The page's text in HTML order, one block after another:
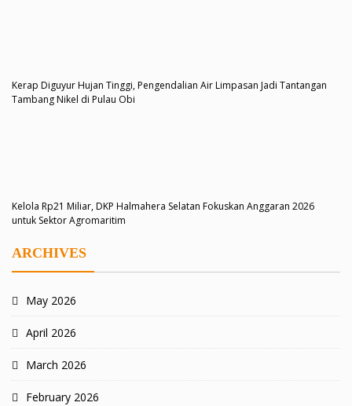
Kerap Diguyur Hujan Tinggi, Pengendalian Air Limpasan Jadi Tantangan
Tambang Nikel di Pulau Obi
Kelola Rp21 Miliar, DKP Halmahera Selatan Fokuskan Anggaran 2026
untuk Sektor Agromaritim
ARCHIVES
May 2026
April 2026
March 2026
February 2026